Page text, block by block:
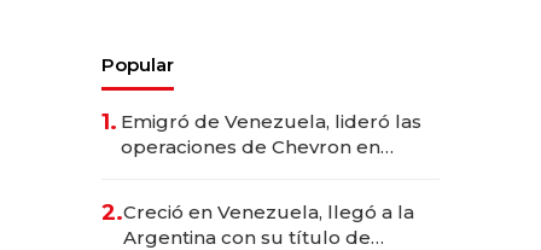
Popular
1. Emigró de Venezuela, lideró las
operaciones de Chevron en
2.Creció en Venezuela, llegó a la
Argentina con su título de